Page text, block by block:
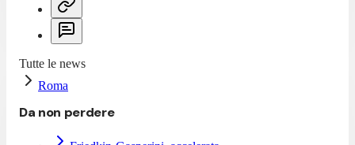
Tutte le news
Roma
Da non perdere